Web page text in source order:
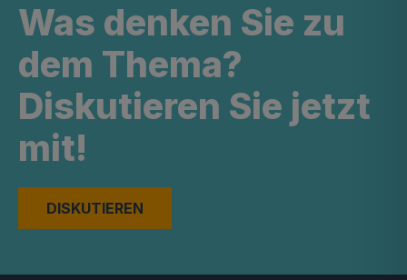
Was denken Sie zu
dem Thema?
Diskutieren Sie jetzt
mit!
DISKUTIEREN